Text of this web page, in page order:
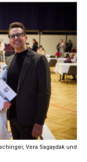
Vera Sagaydak und